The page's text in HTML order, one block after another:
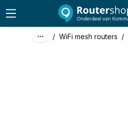
/ WiFi mesh routers /
€ 349,86